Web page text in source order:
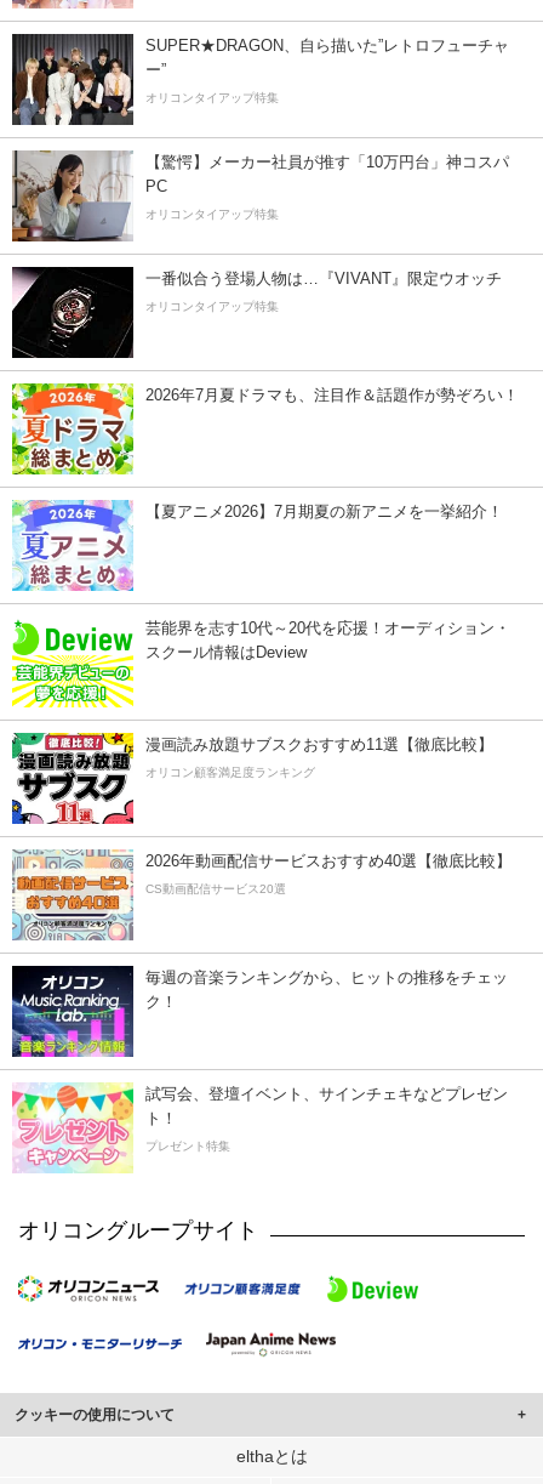
SUPER★DRAGON、自ら描いた”レトロフューチャ
ー”
オリコンタイアップ特集
【驚愕】メーカー社員が推す「10万円台」神コスパ
PC
オリコンタイアップ特集
一番似合う登場人物は…『VIVANT』限定ウオッチ
オリコンタイアップ特集
2026年7月夏ドラマも、注目作＆話題作が勢ぞろい！
【夏アニメ2026】7月期夏の新アニメを一挙紹介！
芸能界を志す10代～20代を応援！オーディション・
スクール情報はDeview
漫画読み放題サブスクおすすめ11選【徹底比較】
オリコン顧客満足度ランキング
2026年動画配信サービスおすすめ40選【徹底比較】
CS動画配信サービス20選
毎週の音楽ランキングから、ヒットの推移をチェッ
ク！
試写会、登壇イベント、サインチェキなどプレゼン
ト！
プレゼント特集
オリコングループサイト
クッキーの使用について
このサイトでは Cookie を使用して、ユーザーに合わせたコンテンツや広告の
elthaとは